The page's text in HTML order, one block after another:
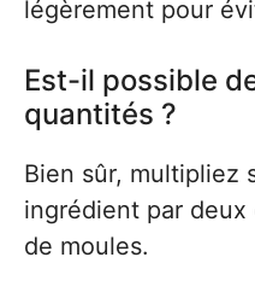
légèrement pour
Est-il possible
quantités ?
Bien sûr, multipliez
ingrédient par
de moules.